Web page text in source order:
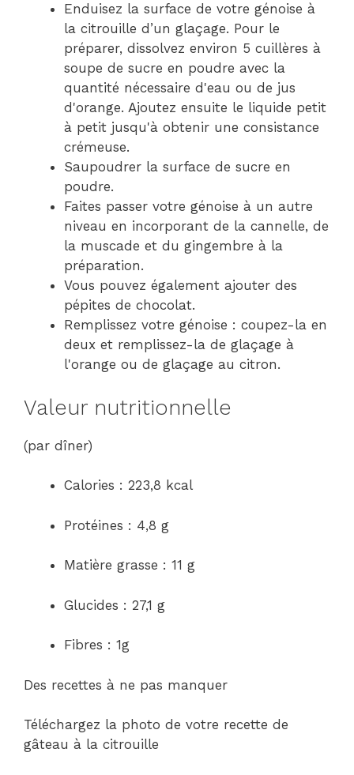
Enduisez la surface de votre génoise à
la citrouille d’un glaçage. Pour le
préparer, dissolvez environ 5 cuillères à
soupe de sucre en poudre avec la
quantité nécessaire d'eau ou de jus
d'orange. Ajoutez ensuite le liquide petit
à petit jusqu'à obtenir une consistance
crémeuse.
Saupoudrer la surface de sucre en
poudre.
Faites passer votre génoise à un autre
niveau en incorporant de la cannelle, de
la muscade et du gingembre à la
préparation.
Vous pouvez également ajouter des
pépites de chocolat.
Remplissez votre génoise : coupez-la en
deux et remplissez-la de glaçage à
l'orange ou de glaçage au citron.
Valeur nutritionnelle
(par dîner)
Calories : 223,8 kcal
Protéines : 4,8 g
Matière grasse : 11 g
Glucides : 27,1 g
Fibres : 1g
Des recettes à ne pas manquer
Téléchargez la photo de votre recette de
gâteau à la citrouille